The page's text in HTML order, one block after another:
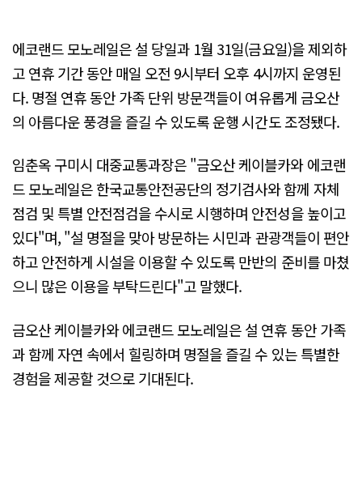
에코랜드 모노레일은 설 당일과 1월 31일(금요일)을 제외하
고 연휴 기간 동안 매일 오전 9시부터 오후 4시까지 운영된
다. 명절 연휴 동안 가족 단위 방문객들이 여유롭게 금오산
의 아름다운 풍경을 즐길 수 있도록 운행 시간도 조정됐다.
임춘옥 구미시 대중교통과장은 "금오산 케이블카와 에코랜
드 모노레일은 한국교통안전공단의 정기검사와 함께 자체
점검 및 특별 안전점검을 수시로 시행하며 안전성을 높이고
있다"며, "설 명절을 맞아 방문하는 시민과 관광객들이 편안
하고 안전하게 시설을 이용할 수 있도록 만반의 준비를 마쳤
으니 많은 이용을 부탁드린다"고 말했다.
금오산 케이블카와 에코랜드 모노레일은 설 연휴 동안 가족
과 함께 자연 속에서 힐링하며 명절을 즐길 수 있는 특별한
경험을 제공할 것으로 기대된다.